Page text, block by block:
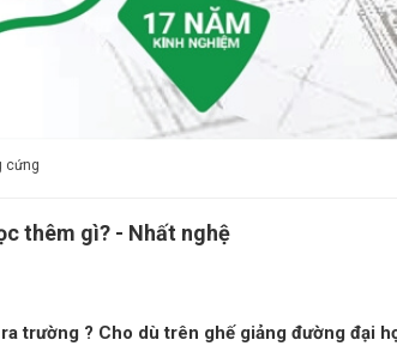
cứng
thêm gì? - Nhất nghệ
trường ? Cho dù trên ghế giảng đường đại